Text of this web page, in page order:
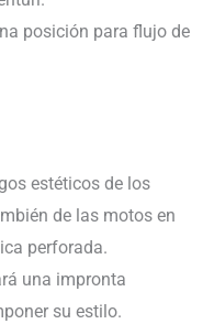
posición para flujo de
estéticos de los
de las motos en
perforada.
una impronta
su estilo.